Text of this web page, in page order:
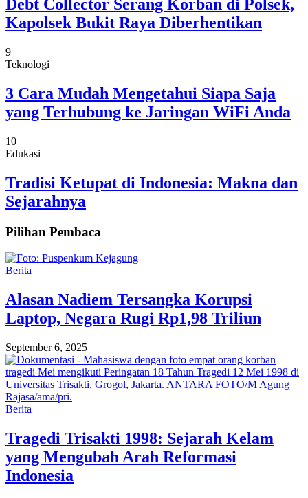
Debt Collector Serang Korban di Polsek,
Kapolsek Bukit Raya Diberhentikan
9
Teknologi
3 Cara Mudah Mengetahui Siapa Saja
yang Terhubung ke Jaringan WiFi Anda
10
Edukasi
Tradisi Ketupat di Indonesia: Makna dan
Sejarahnya
Pilihan Pembaca
Berita
Alasan Nadiem Tersangka Korupsi
Laptop, Negara Rugi Rp1,98 Triliun
September 6, 2025
Berita
Tragedi Trisakti 1998: Sejarah Kelam
yang Mengubah Arah Reformasi
Indonesia